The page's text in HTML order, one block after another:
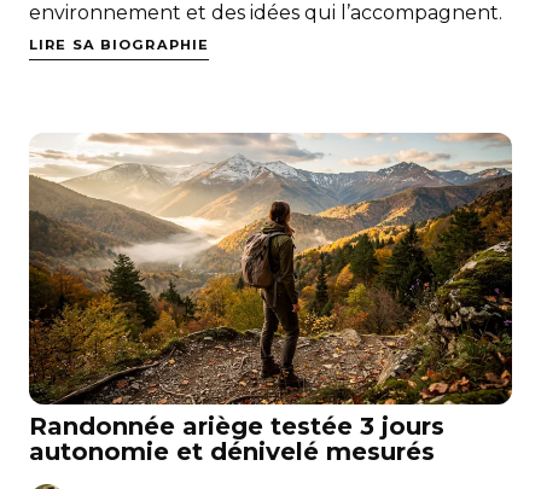
environnement et des idées qui l’accompagnent.
LIRE SA BIOGRAPHIE
Randonnée ariège testée 3 jours
autonomie et dénivelé mesurés